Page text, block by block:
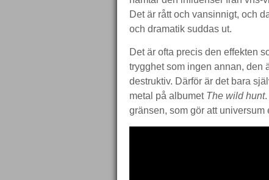
Det är rått och vansinnigt, och
och dramatik suddas ut.
Det är ofta precis den effekten
trygghet som ingen annan, den
destruktiv. Därför är det bara
metal på albumet The wild hunt.
gränsen, som gör att universum